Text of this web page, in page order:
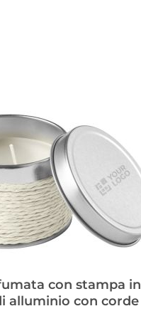
con stampa in
alluminio con corde